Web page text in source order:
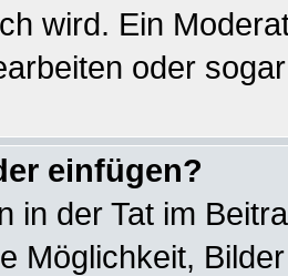
wird. Ein
oder
einfügen?
in der Tat im
Möglichkeit,